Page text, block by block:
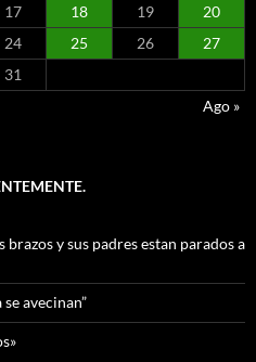
17 18 19
20
24 25 26
27
31
Ago »
y sus padres estan parados a
avecinan”